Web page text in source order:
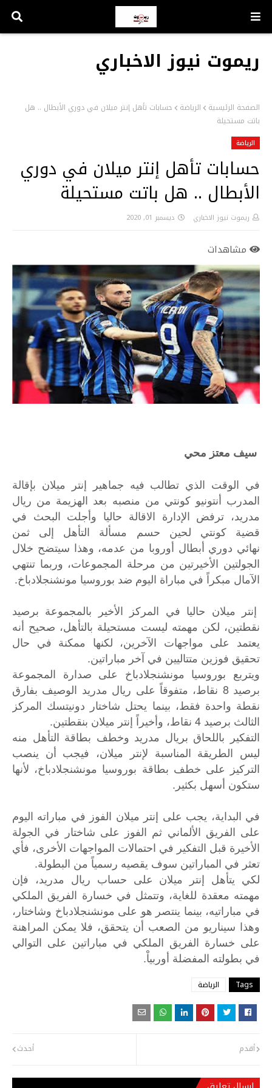
ريموت نيوز الاخباري
الصفحة الرئيسية الرياضة
حسابات تأهل إنتر ميلان في دوري الأبطال .. هل
باتت مستحيلة
الرياضة
حسابات تأهل إنتر ميلان في دوري
الأبطال .. هل باتت مستحيلة
ريموت نيوز الاخباري ديسمبر 01, 2020
مشاهدات
سيف معتز محي
في الوقت الذي تطالب فيه جماهير إنتر ميلان بإقالة
المدرب أنتونيو كونتي من منصبه بعد الهزيمة من ريال
مدريد، ترفض الإدارة الاقالة حاليا وأجلت البحث في
قضية كونتي لحين حسم مسألة التأهل إلى ثمن
نهائي دوري أبطال أوروبا من عدمه، وهذا سيتضح خلال
الجولتين الأخيرتين من مرحلة المجموعات، وربما تنتهي
الآمال مبكراً في مباراة اليوم ضد بوروسيا مونشنجلادباخ.
إنتر ميلان حاليا في المركز الأخير بالمجموعة برصيد
نقطتين، لكن مهمته ليست مستحيلة بالتأهل، صحيح أنه
يعتمد على مواجهات الآخرين، لكنها ممكنة في حال
تحقيق فوزين متتاليين في آخر مباراتين.
ويتربع بوروسيا مونشنجلادباخ على صدارة المجموعة
برصيد 8 نقاط، متفوقاً على ريال مدريد الوصيف بفارق
نقطة واحدة فقط، بينما يحتل شاختار دونيتسك المركز
الثالث برصيد 4 نقاط، وأخيراً إنتر ميلان بنقطتين.
التفكير باللحاق بريال مدريد وخطف بطاقة التأهل منه
ليس الطريقة المناسبة لإنتر ميلان، فيجب أن ينصب
التركيز على خطف بطاقة بوروسيا مونشنجلادباخ، لأنها
ستكون أسهل بكثير.
في البداية، يجب على إنتر ميلان الفوز في مباراته اليوم
على الفريق الألماني ثم الفوز على شاختار في الجولة
الأخيرة قبل التفكير في احتمالات المواجهات الأخرى، فأي
تعثر في المباراتين سوف يقصيه رسمياً من البطولة.
لكي يتأهل إنتر ميلان على حساب ريال مدريد،
فإن
مهمته معقدة للغاية، وتتمثل في خسارة الفريق
الملكي
في مباراتيه، بينما ينتصر هو على مونشنجلادباخ وشاختار،
وهذا
سيناريو من الصعب أن يتحقق، فلا يمكن
المراهنة
على خسارة الفريق الملكي في مباراتين على
التوالي
في بطولته المفضلة أوربياْ.
Tags الرياضة
أحدث أقدم